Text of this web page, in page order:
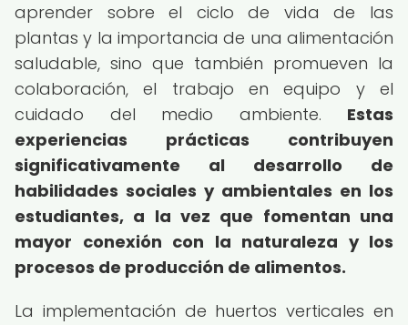
aprender sobre el ciclo de vida de las
plantas y la importancia de una alimentación
saludable, sino que también promueven la
colaboración, el trabajo en equipo y el
cuidado del medio ambiente. Estas
experiencias prácticas contribuyen
significativamente al desarrollo de
habilidades sociales y ambientales en los
estudiantes, a la vez que fomentan una
mayor conexión con la naturaleza y los
procesos de producción de alimentos.
La implementación de huertos verticales en